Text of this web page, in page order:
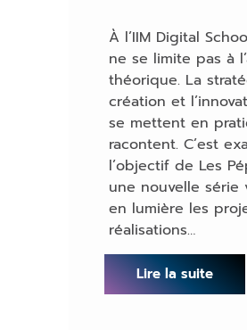
À l’IIM Digital
ne se limite pas à
théorique. La
création et
se mettent en
racontent. C’est
l’objectif de Les
une nouvelle
en lumière les
réalisations…
Lire la suite